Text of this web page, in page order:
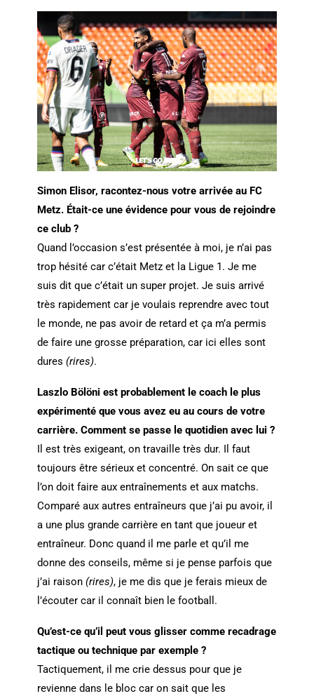
Simon Elisor, racontez-nous votre arrivée au FC
Metz. Était-ce une évidence pour vous de rejoindre
ce club ?
Quand l’occasion s’est présentée à moi, je n’ai pas
trop hésité car c’était Metz et la Ligue 1. Je me
suis dit que c’était un super projet. Je suis arrivé
très rapidement car je voulais reprendre avec tout
le monde, ne pas avoir de retard et ça m’a permis
de faire une grosse préparation, car ici elles sont
dures (rires).
Laszlo Bölöni est probablement le coach le plus
expérimenté que vous avez eu au cours de votre
carrière. Comment se passe le quotidien avec lui ?
Il est très exigeant, on travaille très dur. Il faut
toujours être sérieux et concentré. On sait ce que
l’on doit faire aux entraînements et aux matchs.
Comparé aux autres entraîneurs que j’ai pu avoir, il
a une plus grande carrière en tant que joueur et
entraîneur. Donc quand il me parle et qu’il me
donne des conseils, même si je pense parfois que
j’ai raison (rires), je me dis que je ferais mieux de
l’écouter car il connaît bien le football.
Qu’est-ce qu’il peut vous glisser comme recadrage
tactique ou technique par exemple ?
Tactiquement, il me crie dessus pour que je
revienne dans le bloc car on sait que les